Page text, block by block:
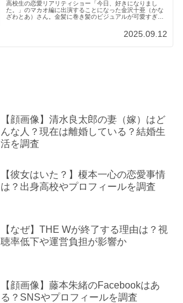
高校生の恋愛リアリティショー「今日、好きになりまし
た。」のマカオ編に出演することになった金沢十亜（かな
ざわとあ）さん。金髪に巻き髪のビジュアルが可愛すぎ
2025.09.12
【顔画像】清水良太郎の妻（嫁）はど
んな人？現在は離婚している？結婚生
活を調査
【彼女はいた？】榎本一心の恋愛事情
は？出身高校やプロフィールを調査
【なぜ】THE Wが終了する理由は？視
聴率低下や運営負担が影響か
【顔画像】藤本朱緒のFacebookはあ
る？SNSやプロフィールを調査